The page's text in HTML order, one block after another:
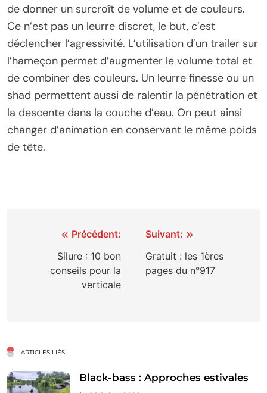
de donner un surcroît de volume et de couleurs.
Ce n’est pas un leurre discret, le but, c’est
déclencher l’agressivité. L’utilisation d’un trailer sur
l’hameçon permet d’augmenter le volume total et
de combiner des couleurs. Un leurre finesse ou un
shad permettent aussi de ralentir la pénétration et
la descente dans la couche d’eau. On peut ainsi
changer d’animation en conservant le même poids
de tête.
Navigation
l’article
Précédent:
Silure : 10 bon
conseils pour la
verticale
Suivant:
Gratuit : les 1ères
pages du n°917
ARTICLES LIÉS
Black-bass : Approches estivales